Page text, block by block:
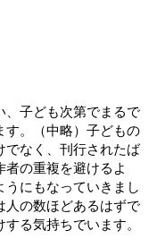
、子ども次第でまるで
す。（中略）子どもの
でなく、刊行されたば
の重複を避けるよ
うにもなっていきまし
人の数ほどあるはずで
る気持ちでいます。